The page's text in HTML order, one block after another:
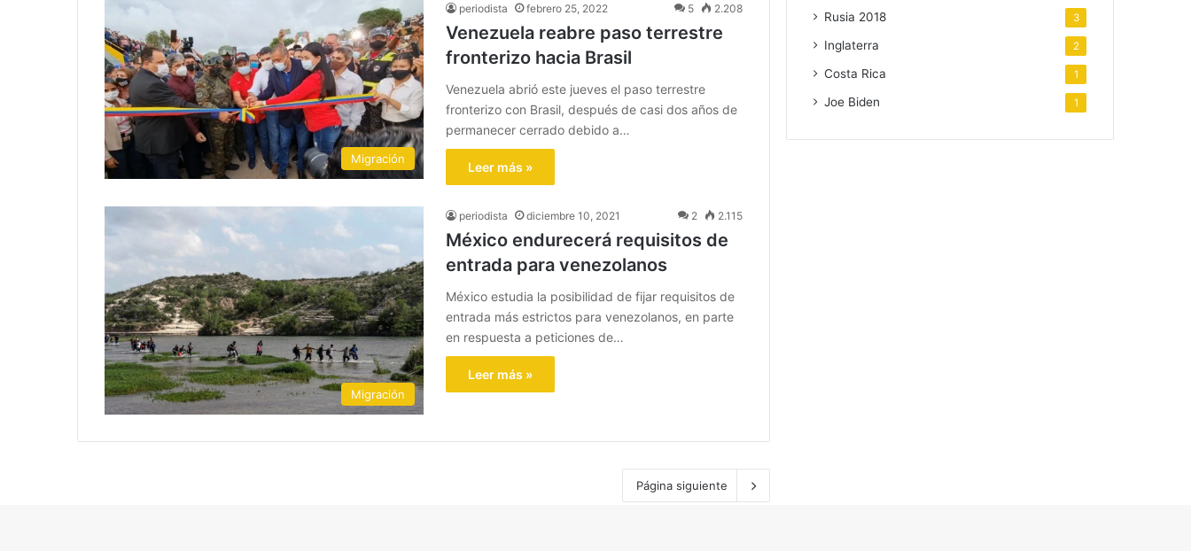
Migración
periodista febrero 25, 2022 5 2.208
Venezuela reabre paso terrestre
fronterizo hacia Brasil
Venezuela abrió este jueves el paso terrestre
fronterizo con Brasil, después de casi dos años de
permanecer cerrado debido a…
Leer más »
Migración
periodista diciembre 10, 2021 2 2.115
México endurecerá requisitos de
entrada para venezolanos
México estudia la posibilidad de fijar requisitos de
entrada más estrictos para venezolanos, en parte
en respuesta a peticiones de…
Leer más »
Página siguiente
Rusia 2018 3
Inglaterra 2
Costa Rica 1
Joe Biden 1